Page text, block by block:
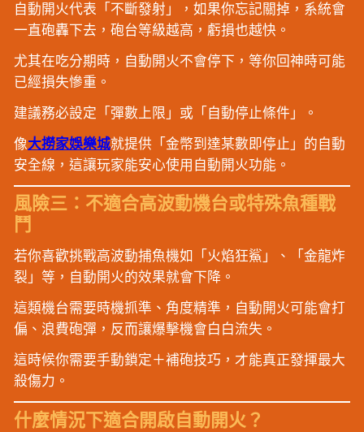
自動開火代表「不斷發射」，如果你忘記關掉，系統會
一直砲轟下去，砲台等級越高，虧損也越快。
尤其在吃分期時，自動開火不會停下，等你回神時可能
已經損失慘重。
建議務必設定「彈數上限」或「自動停止條件」。
像大撈家娛樂城就提供「金幣到達某數即停止」的自動
安全線，這讓玩家能安心使用自動開火功能。
風險三：不適合高波動機台或特殊魚種戰
鬥
若你喜歡挑戰高波動捕魚機如「火焰狂鯊」、「金龍炸
裂」等，自動開火的效果就會下降。
這類機台需要時機抓準、角度精準，自動開火可能會打
偏、浪費砲彈，反而讓爆擊機會白白流失。
這時候你需要手動鎖定＋補砲技巧，才能真正發揮最大
殺傷力。
什麼情況下適合開啟自動開火？